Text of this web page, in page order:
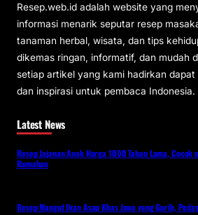
Resep.web.id adalah website yang
informasi menarik seputar resep
tanaman herbal, wisata, dan tips
dikemas ringan, informatif, dan mudah
setiap artikel yang kami hadirkan
dan inspirasi untuk pembaca Indonesia.
Latest News
Resep Jajanan Anak Harga 1000 Tahan Lama, Cocok
Rumahan
Resep Mangut Ikan Asap Khas Jawa yang Gurih,